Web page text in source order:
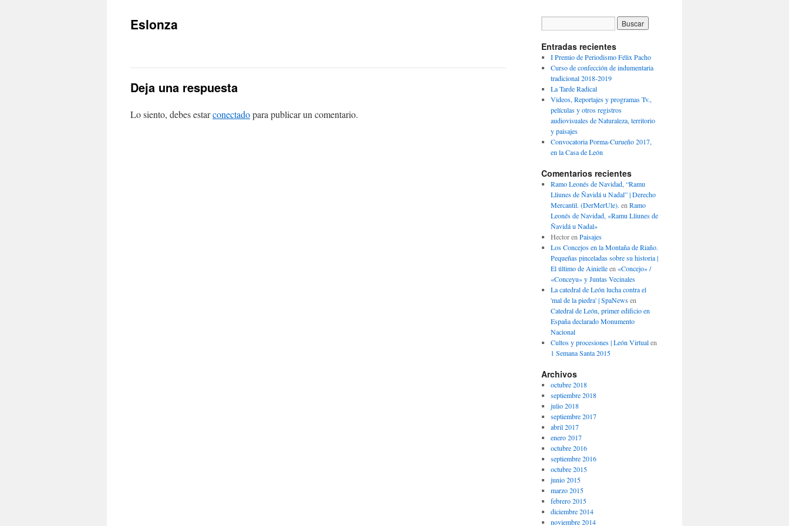
Eslonza
Deja una respuesta
Lo siento, debes estarconectadopara publicar un comentario.
Entradas recientes
I Premio de Periodismo Félix Pacho
Curso de confección de indumentaria
tradicional 2018-2019
La Tarde Radical
Videos, Reportajes y programas Tv.,
películas y otros registros
audiovisuales de Naturaleza, territorio
y paisajes
Convocatoria Porma-Curueño 2017,
en la Casa de León
Comentarios recientes
Ramo Leonés de Navidad, “Ramu
Lliunes de Ñavidá u Nadal” | Derecho
Mercantil. (DerMerUle). en Ramo
Leonés de Navidad, «Ramu Lliunes de
Ñavidá u Nadal»
Hectoren Paisajes
Los Concejos en la Montaña de Riaño.
Pequeñas pinceladas sobre su historia |
El último de Ainielleen «Concejo» /
«Conceyu» y Juntas Vecinales
La catedral de León lucha contra el
'mal de la piedra' | SpaNewsen
Catedral de León, primer edificio en
España declarado Monumento
Nacional
Cultos y procesiones | León Virtualen
1 Semana Santa 2015
Archivos
octubre 2018
septiembre 2018
julio 2018
septiembre 2017
abril 2017
enero 2017
octubre 2016
septiembre 2016
octubre 2015
junio 2015
marzo 2015
febrero 2015
diciembre 2014
noviembre 2014